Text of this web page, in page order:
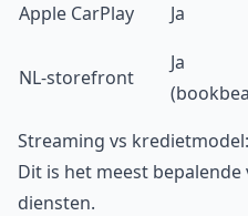
Apple CarPlay
Ja
NL-storefront
Ja
Streaming vs
Dit is het meest
diensten.